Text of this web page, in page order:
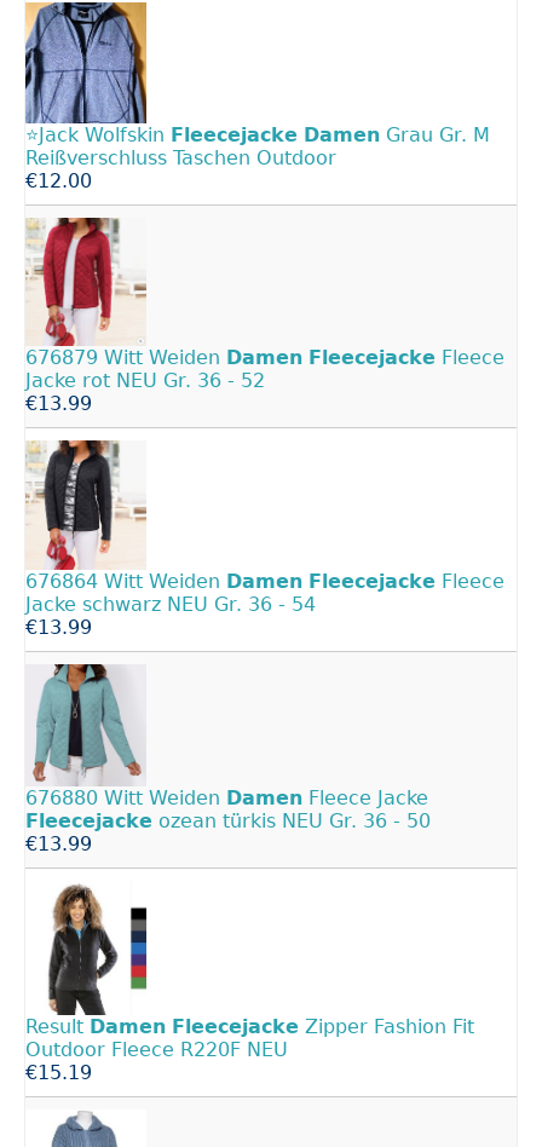
⭐️Jack Wolfskin Fleecejacke Damen Grau Gr. M
Reißverschluss Taschen Outdoor
€12.00
676879 Witt Weiden Damen Fleecejacke Fleece
Jacke rot NEU Gr. 36 - 52
€13.99
676864 Witt Weiden Damen Fleecejacke Fleece
Jacke schwarz NEU Gr. 36 - 54
€13.99
676880 Witt Weiden Damen Fleece Jacke
Fleecejacke ozean türkis NEU Gr. 36 - 50
€13.99
Result Damen Fleecejacke Zipper Fashion Fit
Outdoor Fleece R220F NEU
€15.19